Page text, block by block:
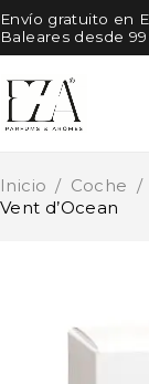
Envío gratuito en
Baleares desde 99
Inicio / Coche /
Vent d’Ocean